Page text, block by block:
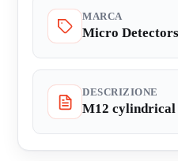
MARCA
Micro
DESCRIZIONE
M12 cylindrical